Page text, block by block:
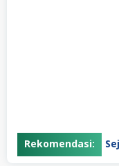
Rekomendasi:
Pratama Sejahtera